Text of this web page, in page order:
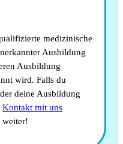
medizinische
Ausbildung
Ausbildung
wird. Falls du
deine Ausbildung
Kontakt mit uns
weiter!